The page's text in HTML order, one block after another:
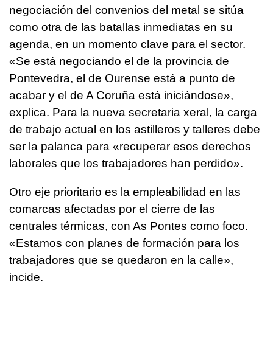
negociación del convenios del metal se sitúa
como otra de las batallas inmediatas en su
agenda, en un momento clave para el sector.
«Se está negociando el de la provincia de
Pontevedra, el de Ourense está a punto de
acabar y el de A Coruña está iniciándose»,
explica. Para la nueva secretaria xeral, la carga
de trabajo actual en los astilleros y talleres debe
ser la palanca para «recuperar esos derechos
laborales que los trabajadores han perdido».
Otro eje prioritario es la empleabilidad en las
comarcas afectadas por el cierre de las
centrales térmicas, con As Pontes como foco.
«Estamos con planes de formación para los
trabajadores que se quedaron en la calle»,
incide.